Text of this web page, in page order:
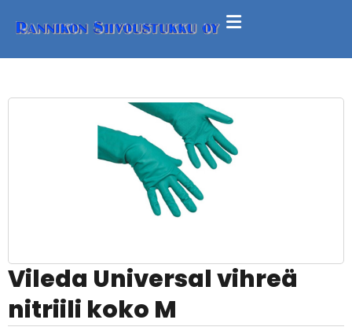
Vileda Universal vihreä
nitriili koko M